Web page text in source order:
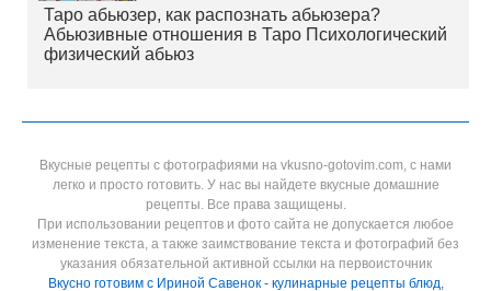
Таро абьюзер, как распознать абьюзера?
Абьюзивные отношения в Таро Психологический
физический абьюз
Вкусные рецепты с фотографиями на vkusno-gotovim.com, с нами
легко и просто готовить. У нас вы найдете вкусные домашние
рецепты. Все права защищены.
При использовании рецептов и фото сайта не допускается любое
изменение текста, а также заимствование текста и фотографий без
указания обязательной активной ссылки на первоисточник
Вкусно готовим с Ириной Савенок - кулинарные рецепты блюд,